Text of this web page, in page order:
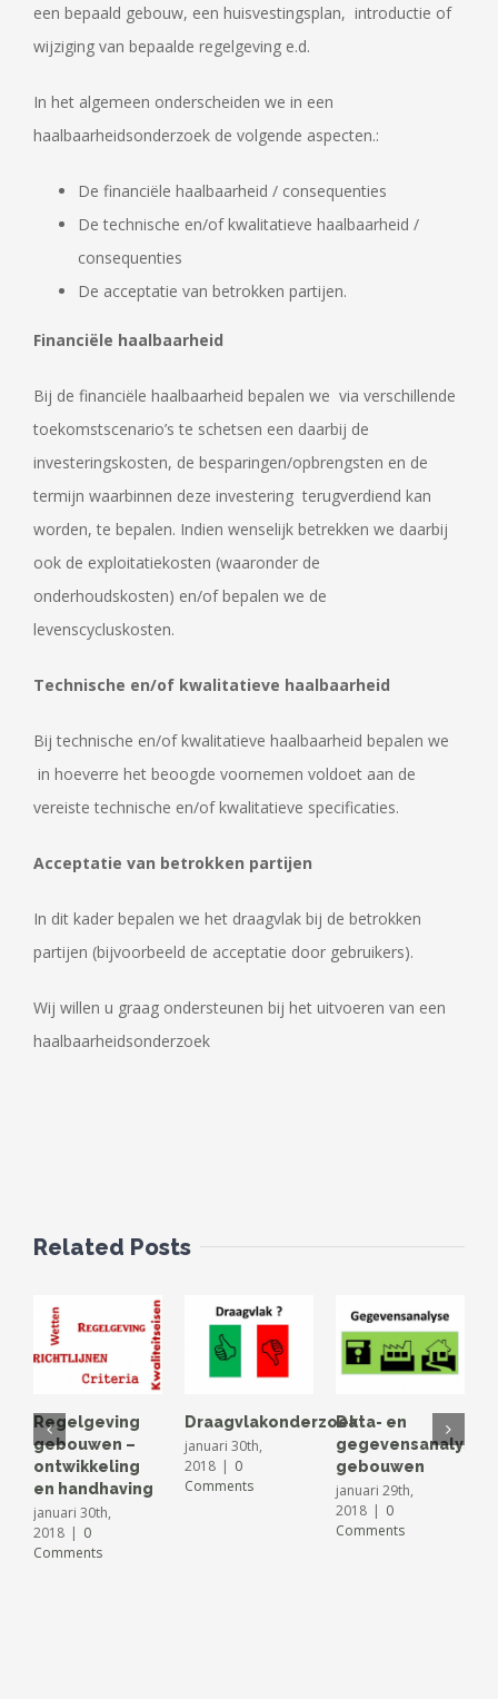
een bepaald gebouw, een huisvestingsplan, introductie of
wijziging van bepaalde regelgeving e.d.
In het algemeen onderscheiden we in een
haalbaarheidsonderzoek de volgende aspecten.:
De financiële haalbaarheid / consequenties
De technische en/of kwalitatieve haalbaarheid /
consequenties
De acceptatie van betrokken partijen.
Financiële haalbaarheid
Bij de financiële haalbaarheid bepalen we via verschillende
toekomstscenario’s te schetsen een daarbij de
investeringskosten, de besparingen/opbrengsten en de
termijn waarbinnen deze investering terugverdiend kan
worden, te bepalen. Indien wenselijk betrekken we daarbij
ook de exploitatiekosten (waaronder de
onderhoudskosten) en/of bepalen we de
levenscycluskosten.
Technische en/of kwalitatieve haalbaarheid
Bij technische en/of kwalitatieve haalbaarheid bepalen we
in hoeverre het beoogde voornemen voldoet aan de
vereiste technische en/of kwalitatieve specificaties.
Acceptatie van betrokken partijen
In dit kader bepalen we het draagvlak bij de betrokken
partijen (bijvoorbeeld de acceptatie door gebruikers).
Wij willen u graag ondersteunen bij het uitvoeren van een
haalbaarheidsonderzoek
Related Posts
Regelgeving
gebouwen –
ontwikkeling
en handhaving
januari 30th,
2018 | 0
Comments
Draagvlakonderzoek
januari 30th,
2018 | 0
Comments
Data- en
gegevensanalyse
gebouwen
januari 29th,
2018 | 0
Comments